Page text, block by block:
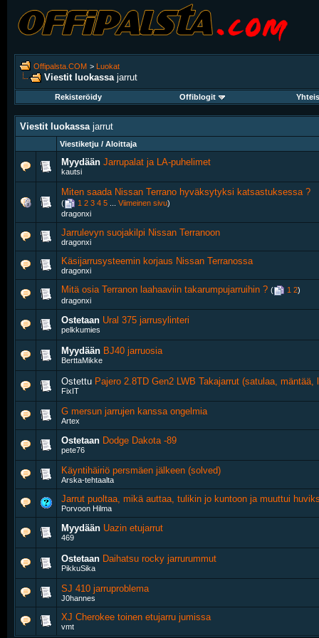
Offipalsta.COM > Luokat
Viestit luokassa jarrut
Rekisteröidy Offiblogit
Viestit luokassa jarrut
Viestiketju / Aloittaja
Myydään Jarrupalat ja LA-puhelimet
kautsi
Miten saada Nissan Terrano hyväksytyksi katsastuksessa ?
( 1 2 3 4 5 Viimeinen sivu)
dragonxi
Jarrulevyn suojakilpi Nissan Terranoon
dragonxi
Käsijarrusysteemin korjaus Nissan Terranossa
dragonxi
Mitä osia Terranon laahaaviin takarumpujarruihin ? ( 1 2)
dragonxi
Ostetaan Ural 375 jarrusylinteri
pelkkumies
Myydään BJ40 jarruosia
BerttaMikke
Ostettu Pajero 2.8TD Gen2 LWB Takajarrut (satulaa, mäntää,
FixIT
G mersun jarrujen kanssa ongelmia
Artex
Ostetaan Dodge Dakota -89
pete76
Käyntihäiriö persmäen jälkeen (solved)
Arska-tehtaalta
Jarrut puoltaa, mikä auttaa, tulikin jo kuntoon ja muuttui
Porvoon Hilma
Myydään Uazin etujarrut
469
Ostetaan Daihatsu rocky jarrurummut
PikkuSika
SJ 410 jarruproblema
J0hannes
XJ Cherokee toinen etujarru jumissa
vmt